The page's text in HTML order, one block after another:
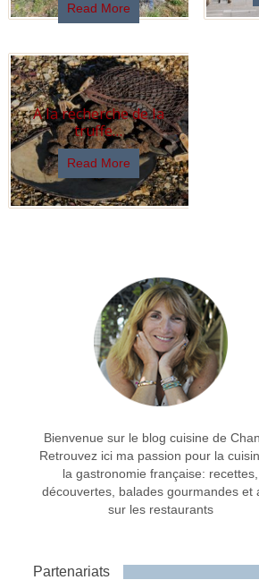
Read More
A la recherche de la
truffe…
Read More
Bienvenue sur le blog cuisine de
Retrouvez ici ma passion pour la
la gastronomie française: recettes,
découvertes, balades gourmandes et
sur les restaurants
Partenariats